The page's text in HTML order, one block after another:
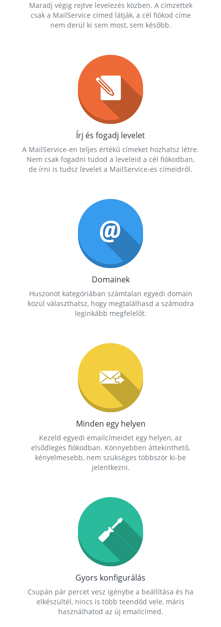
Maradj végig rejtve levelezés közben. A címzettek
csak a MailService címed látják, a cél fiókod címe
nem derül ki sem most, sem később.
Írj és fogadj levelet
A MailService-en teljes értékű címeket hozhatsz létre.
Nem csak fogadni tudod a leveleid a cél fiókodban,
de írni is tudsz levelet a MailService-es címeidről.
Domainek
Huszonöt kategóriában számtalan egyedi domain
közül választhatsz, hogy megtalálhasd a számodra
leginkább megfelelőt.
Minden egy helyen
Kezeld egyedi emailcímeidet egy helyen, az
elsődleges fiókodban. Könnyebben áttekinthető,
kényelmesebb, nem szükséges többször ki-be
jelentkezni.
Gyors konfigurálás
Csupán pár percet vesz igénybe a beállítása és ha
elkészültél, nincs is több teendőd vele, máris
használhatod az új emailcímed.